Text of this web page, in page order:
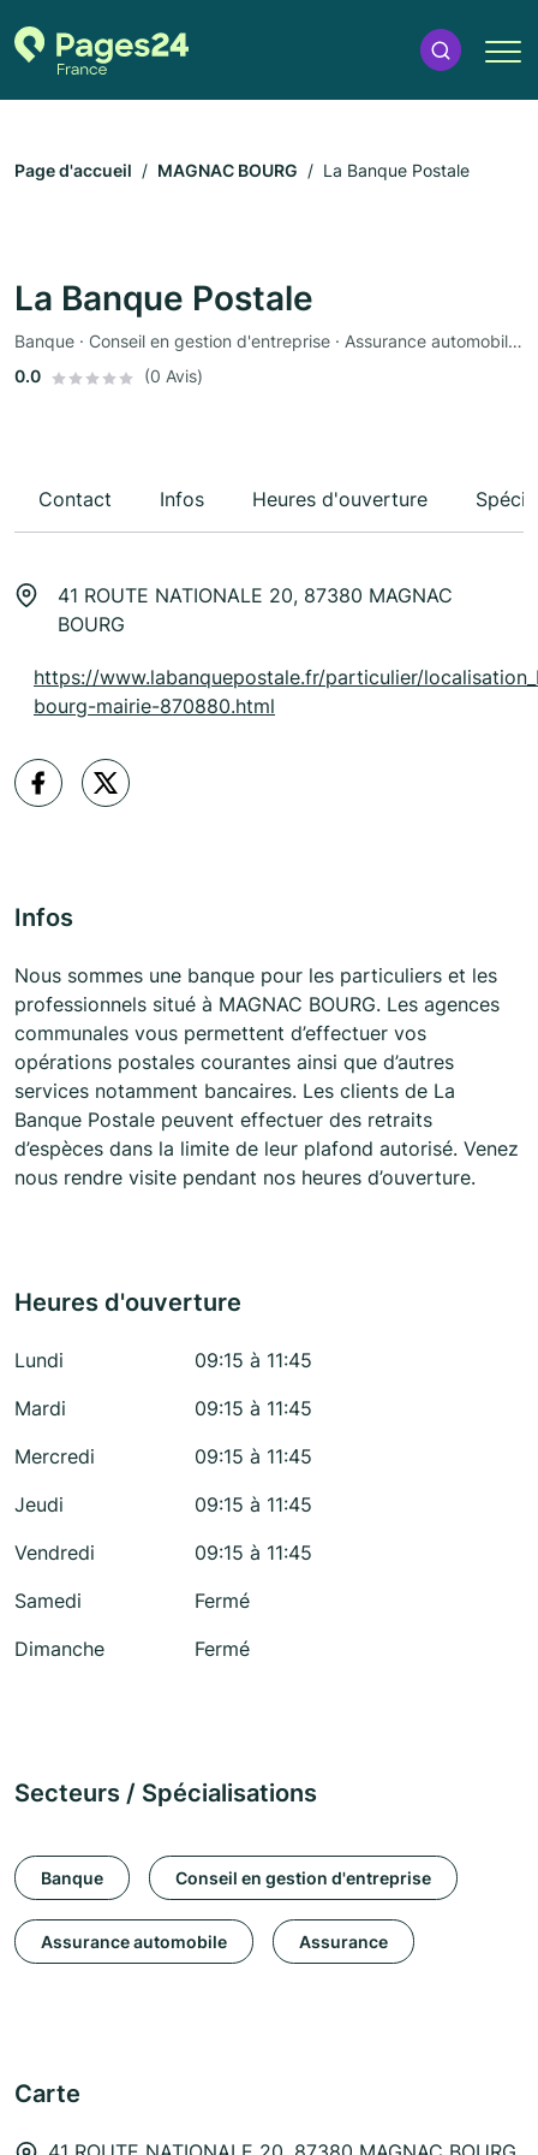
Page d'accueil MAGNAC BOURG La Banque Postale
La Banque Postale
Banque · Conseil en gestion d'entreprise · Assurance automobile · Assurance
0.0
(0 Avis)
Contact Infos Heures d'ouverture
41 ROUTE NATIONALE 20, 87380 MAGNAC
BOURG
https://www.labanquepostale.fr/particulier/
bourg-mairie-870880.html
Infos
Nous sommes une banque pour les particuliers et les
professionnels situé à MAGNAC BOURG. Les agences
communales vous permettent d’effectuer vos
opérations postales courantes ainsi que d’autres
services notamment bancaires. Les clients de La
Banque Postale peuvent effectuer des retraits
d’espèces dans la limite de leur plafond autorisé. Venez
nous rendre visite pendant nos heures d’ouverture.
Heures d'ouverture
Lundi
09:15 à 11:45
Mardi
09:15 à 11:45
Mercredi
09:15 à 11:45
Jeudi
09:15 à 11:45
Vendredi
09:15 à 11:45
Samedi
Fermé
Dimanche
Fermé
Secteurs / Spécialisations
Banque Conseil en gestion d'entreprise
Assurance automobile Assurance
Carte